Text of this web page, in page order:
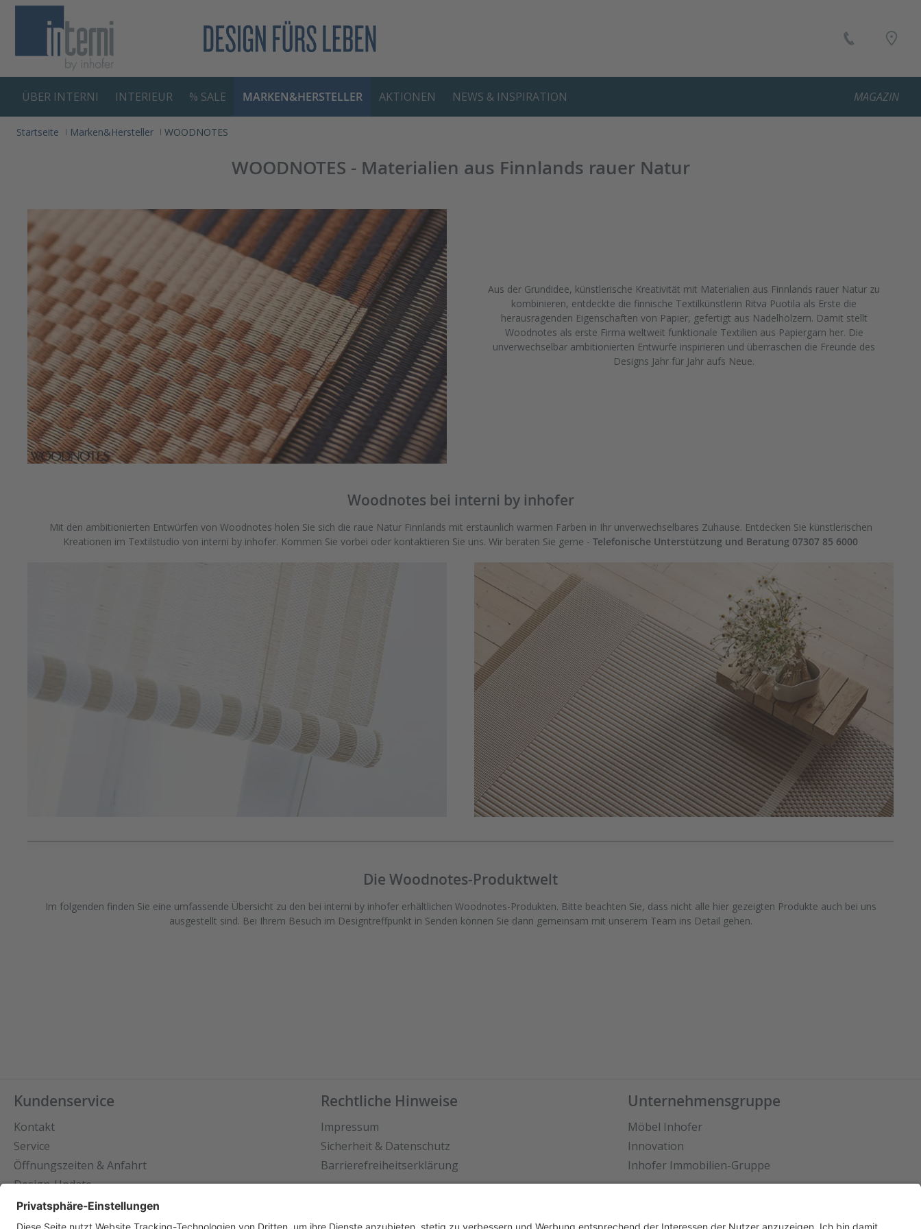
ÜBER INTERNI INTERIEUR % SALE MARKEN&HERSTELLER AKTIONEN NEWS & INSPIRATION MAGAZIN
Startseite Marken&Hersteller WOODNOTES
WOODNOTES - Materialien aus Finnlands rauer Natur
Aus der Grundidee, künstlerische Kreativität mit Materialien aus Finnlands rauer Natur zu
kombinieren, entdeckte die finnische Textilkünstlerin Ritva Puotila als Erste die
herausragenden Eigenschaften von Papier, gefertigt aus Nadelhölzern. Damit stellt
Woodnotes als erste Firma weltweit funktionale Textilien aus Papiergarn her. Die
unverwechselbar ambitionierten Entwürfe inspirieren und überraschen die Freunde des
Designs Jahr für Jahr aufs Neue.
Woodnotes bei interni by inhofer
Mit den ambitionierten Entwürfen von Woodnotes holen Sie sich die raue Natur Finnlands mit erstaunlich warmen Farben in Ihr unverwechselbares Zuhause. Entdecken Sie künstlerischen
Kreationen im Textilstudio von interni by inhofer. Kommen Sie vorbei oder kontaktieren Sie uns. Wir beraten Sie gerne - Telefonische Unterstützung und Beratung 07307 85 6000
Die Woodnotes-Produktwelt
Im folgenden finden Sie eine umfassende Übersicht zu den bei interni by inhofer erhältlichen Woodnotes-Produkten. Bitte beachten Sie, dass nicht alle hier gezeigten Produkte auch bei uns
ausgestellt sind. Bei Ihrem Besuch im Designtreffpunkt in Senden können Sie dann gemeinsam mit unserem Team ins Detail gehen.
Kundenservice
Kontakt
Service
Öffnungszeiten & Anfahrt
Design-Update
Rechtliche Hinweise
Impressum
Sicherheit & Datenschutz
Barrierefreiheitserklärung
Unternehmensgruppe
Möbel Inhofer
Innovation
Inhofer Immobilien-Gruppe